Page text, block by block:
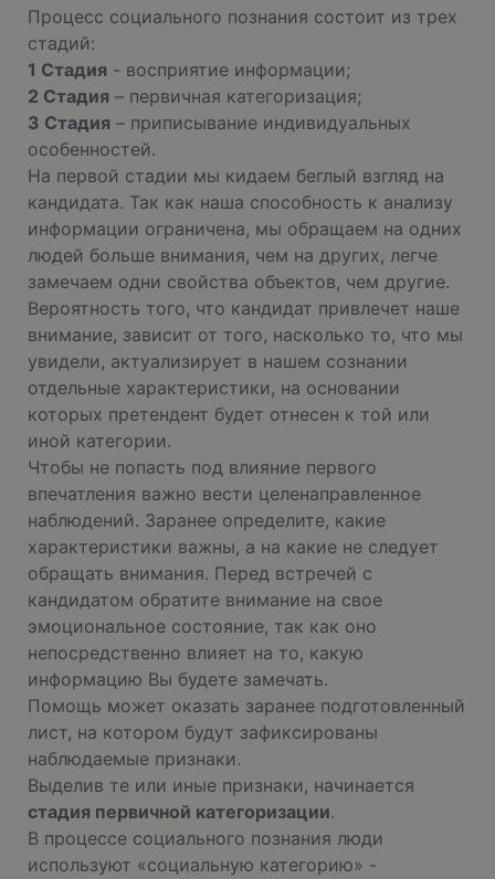
Процесс социального познания состоит из трех
стадий:
1 Стадия - восприятие информации;
2 Стадия – первичная категоризация;
3 Стадия – приписывание индивидуальных
особенностей.
На первой стадии мы кидаем беглый взгляд на
кандидата. Так как наша способность к анализу
информации ограничена, мы обращаем на одних
людей больше внимания, чем на других, легче
замечаем одни свойства объектов, чем другие.
Вероятность того, что кандидат привлечет наше
внимание, зависит от того, насколько то, что мы
увидели, актуализирует в нашем сознании
отдельные характеристики, на основании
которых претендент будет отнесен к той или
иной категории.
Чтобы не попасть под влияние первого
впечатления важно вести целенаправленное
наблюдений. Заранее определите, какие
характеристики важны, а на какие не следует
обращать внимания. Перед встречей с
кандидатом обратите внимание на свое
эмоциональное состояние, так как оно
непосредственно влияет на то, какую
информацию Вы будете замечать.
Помощь может оказать заранее подготовленный
лист, на котором будут зафиксированы
наблюдаемые признаки.
Выделив те или иные признаки, начинается
стадия первичной категоризации.
В процессе социального познания люди
используют «социальную категорию» -